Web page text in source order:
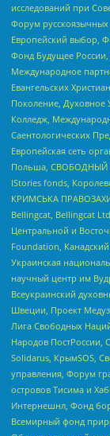
исследований при
Форум
Европейский выбор,
Фонд Будущее
Международное
Евангельских
Поколение, Духовное
Колледж,
Саентологических
Европейская сеть
Польша, СВОБОДНЫЙ
IStories fonds,
КРИМСЬКА
Bellingcat, Bellingcat
Центральной и
Foundation,
Украинская
научный центр им
Всеукраинский
Швеции, Проект
Лига Свободных
Народов ПостРоссии,
Solidarus, КрымSOS,
управления, Форум
островов Тисима и
Интернешнл, Фонд
Всемирный фонд